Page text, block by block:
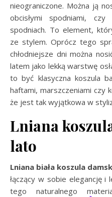
nieograniczone. Można ją
obcisłymi spodniami,
spodniach. To element,
ze stylem. Oprócz tego
chłodniejsze dni można
latem jako lekką warstwę
to być klasyczna koszula
haftami, marszczeniami czy
że jest tak wyjątkowa w
Lniana
lato
Lniana biała koszula
łączący w sobie elegancję i
tego naturalnego